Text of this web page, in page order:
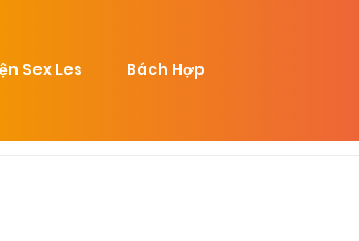
Sex Les Bách Hợp